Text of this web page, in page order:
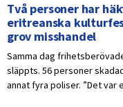
Två personer har
eritreanska
grov misshandel
Samma dag
släppts. 56 personer
annat fyra poliser. ”Det var